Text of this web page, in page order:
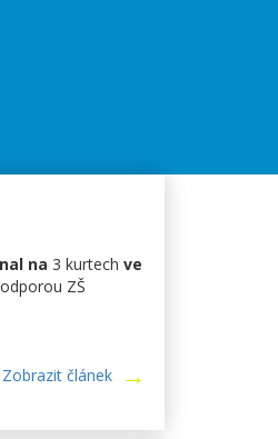
na 3 kurtech ve
ZŠ
Zobrazit článek